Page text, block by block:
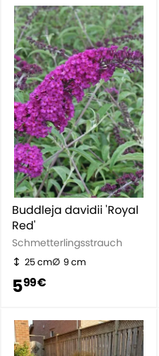
Buddleja davidii 'Royal
Red'
Schmetterlingsstrauch
25 cm 9 cm
599 €